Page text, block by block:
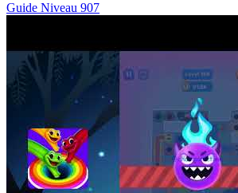
Guide Niveau 907